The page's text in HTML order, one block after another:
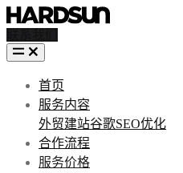
首页
服务内容
外贸建站谷歌SEO优化
合作流程
服务价格